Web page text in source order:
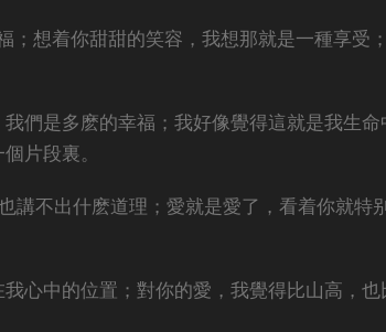
；想着你甜甜的笑容，我想那就是一種享受
們是多麽的幸福；我好像覺得這就是我生命
片段裏。
講不出什麽道理；愛就是愛了，看着你就特
心中的位置；對你的愛，我覺得比山高，也